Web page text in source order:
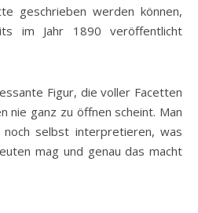
geschrieben werden können,
im Jahr 1890 veröffentlicht
Figur, die voller Facetten
nie ganz zu öffnen scheint. Man
selbst interpretieren, was
mag und genau das macht